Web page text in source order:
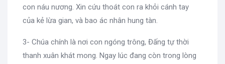
con náu nương. Xin cứu thoát con ra khỏi cánh tay
của kẻ lừa gian, và bao ác nhân hung tàn.
3- Chúa chính là nơi con ngóng trông, Đấng tự thời
thanh xuân khát mong. Ngay lúc đang còn trong lòng